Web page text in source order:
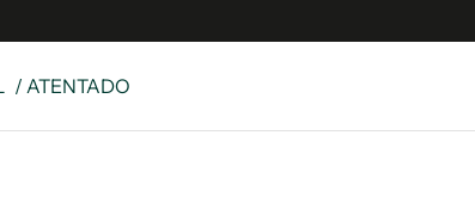
/ ATENTADO